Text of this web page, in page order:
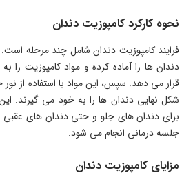
نحوه کارکرد کامپوزیت دندان
فرایند کامپوزیت دندان شامل چند مرحله
دندان ها را آماده کرده و مواد کامپوزیت
قرار می دهد. سپس، این مواد با استفاده از
شکل نهایی دندان ها را به خود می گیرند.
برای دندان های جلو و حتی دندان های عقبی
جلسه درمانی انجام می شود.
مزایای کامپوزیت دندان